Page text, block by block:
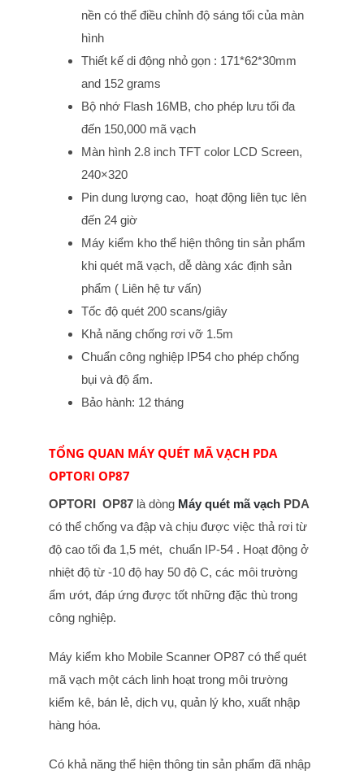
nền có thể điều chỉnh độ sáng tối của màn
hình
Thiết kế di động nhỏ gọn : 171*62*30mm
and 152 grams
Bộ nhớ Flash 16MB, cho phép lưu tối đa
đến 150,000 mã vạch
Màn hình 2.8 inch TFT color LCD Screen,
240×320
Pin dung lượng cao, hoạt động liên tục lên
đến 24 giờ
Máy kiểm kho thể hiện thông tin sản phẩm
khi quét mã vạch, dễ dàng xác định sản
phẩm ( Liên hệ tư vấn)
Tốc độ quét 200 scans/giây
Khả năng chống rơi vỡ 1.5m
Chuẩn công nghiệp IP54 cho phép chống
bụi và độ ẩm.
Bảo hành: 12 tháng
TỔNG QUAN MÁY QUÉT MÃ VẠCH PDA
OPTORI OP87
OPTORI OP87là dòng Máy quét mã vạchPDA
có thể chống va đập và chịu được việc thả rơi từ
độ cao tối đa 1,5 mét, chuẩn IP-54 . Hoạt động ở
nhiệt độ từ -10 độ hay 50 độ C, các môi trường
ẩm ướt, đáp ứng được tốt những đặc thù trong
công nghiệp.
Máy kiểm kho Mobile Scanner OP87 có thể quét
mã vạch một cách linh hoạt trong môi trường
kiểm kê, bán lẻ, dịch vụ, quản lý kho, xuất nhập
hàng hóa.
Có khả năng thể hiện thông tin sản phẩm đã nhập